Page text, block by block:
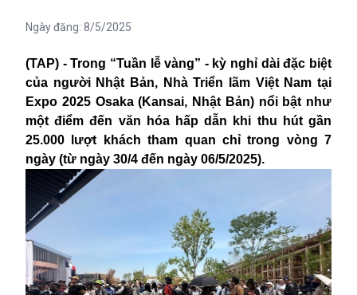
Ngày đăng: 8/5/2025
(TAP) - Trong “Tuần lễ vàng” - kỳ nghỉ dài đặc biệt
của người Nhật Bản, Nhà Triển lãm Việt Nam tại
Expo 2025 Osaka (Kansai, Nhật Bản) nổi bật như
một điểm đến văn hóa hấp dẫn khi thu hút gần
25.000 lượt khách tham quan chỉ trong vòng 7
ngày (từ ngày 30/4 đến ngày 06/5/2025).